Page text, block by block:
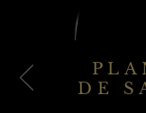
DE